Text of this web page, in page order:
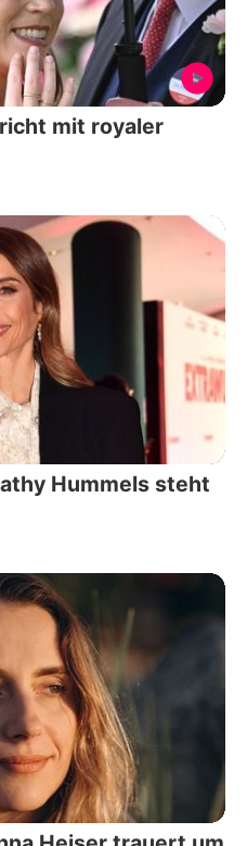
mit royaler
Hummels steht